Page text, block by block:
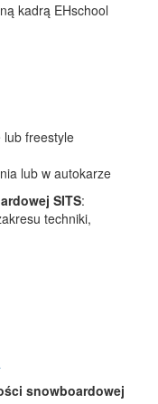
kadrą EHschool
lub freestyle
lub w autokarze
SITS:
techniki,
snowboardowej